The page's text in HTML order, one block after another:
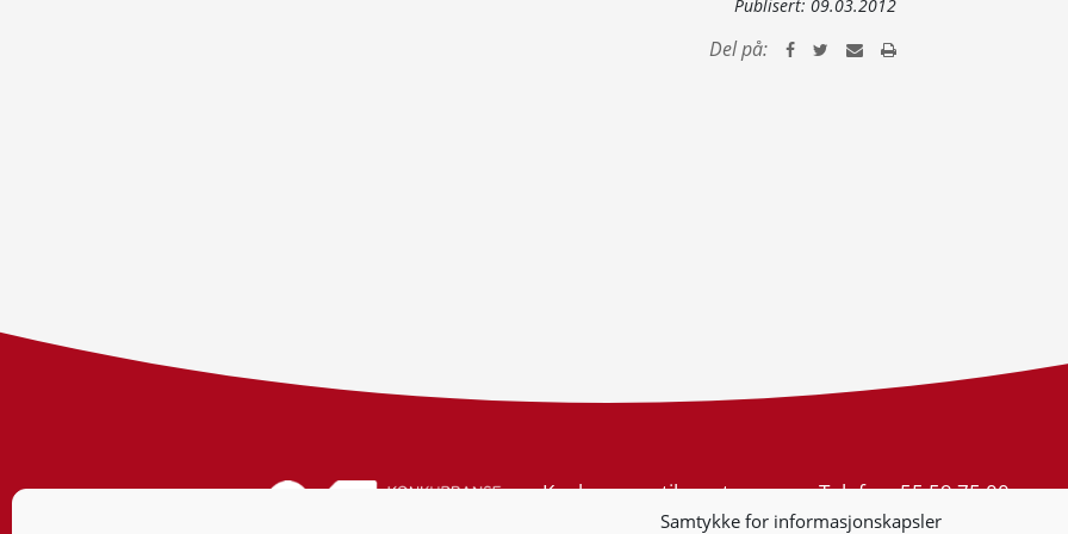
Samtykke for informasjonskapsler
Publisert: 09.03.2012
Del på:
Konkurransetilsynet
Postboks 439 Sentrum
Telefon:55 59 75 00
E-post:post@kt.no